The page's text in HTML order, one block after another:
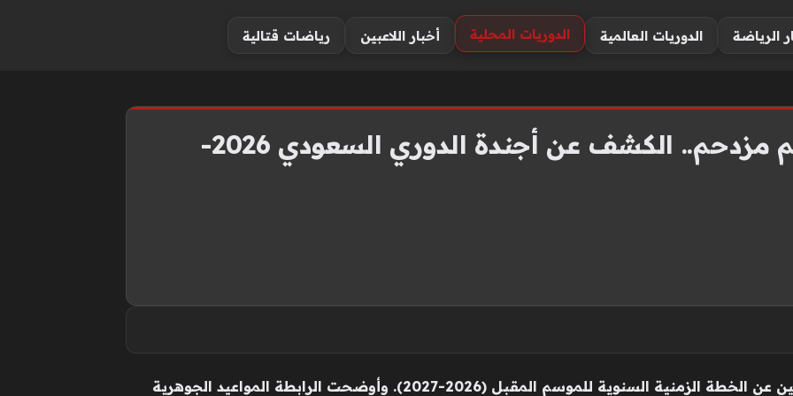
الرياضة الدوريات العالمية الدوريات المحلية أخبار اللاعبين رياضات قتالية
اخبارك نت | في موسم مزدحم.. الكشف عن أجندة الدوري السعودي 2026-
أعلنت رابطة الدوري السعودي للمحترفين عن الخطة الزمنية السنوية للموسم المقبل (2026-2027). وأوضحت الرابطة المواعيد الجوهرية